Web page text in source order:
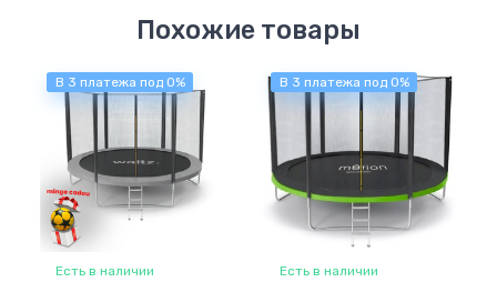
Похожие товары
В 3 платежа под 0%
Есть в наличии
В 3 платежа под 0%
Есть в наличии